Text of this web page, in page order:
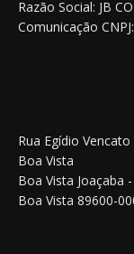
Razão Social: JB
Comunicação
Rua Egídio Vencato
Boa Vista
Boa Vista Joaçaba -
Boa Vista 89600-